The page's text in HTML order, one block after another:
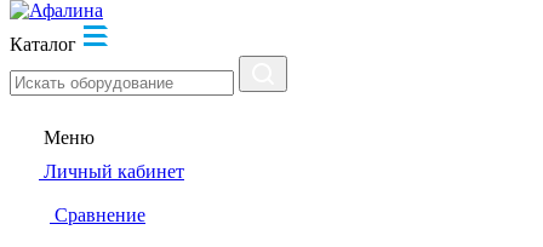
Каталог
Меню
Личный кабинет
Сравнение